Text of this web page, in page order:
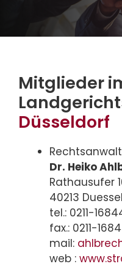
Mitglieder
Düsseldorf
Rechtsanwalt
Dr. Heiko
Rathausufer
40213
tel.: 0211-
fax.: 0211-
mail:
web :